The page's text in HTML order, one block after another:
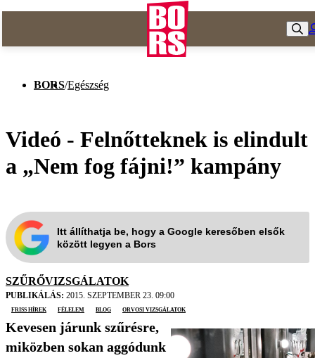
BORS/Egészség
Videó - Felnőtteknek is elindult
a „Nem fog fájni!” kampány
Itt állíthatja be, hogy a Google keresőben elsők
között legyen a Bors
SZŰRŐVIZSGÁLATOK
PUBLIKÁLÁS: 2015. SZEPTEMBER 23. 09:00
friss hírek
félelem blog orvosi vizsgálatok
Kevesen járunk szűrésre,
miközben sokan aggódunk